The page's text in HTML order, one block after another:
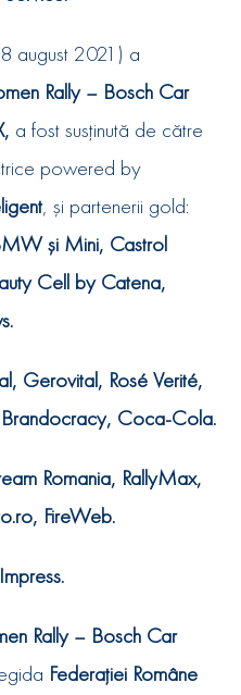
august 2021) a
Rally – Bosch Car
a fost susținută de către
powered by
, şi partenerii gold:
şi Mini, Castrol
Cell by Catena,
Gerovital, Rosé Verité,
Coca-Cola.
Romania, RallyMax,
FireWeb.
Rally – Bosch Car
Federației Române